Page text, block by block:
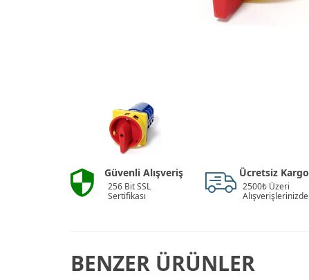
Güvenli Alışveriş
256 Bit SSL
Sertifikası
Ücretsiz Kargo
2500₺ Üzeri
Alışverişlerinizde
BENZER ÜRÜNLER